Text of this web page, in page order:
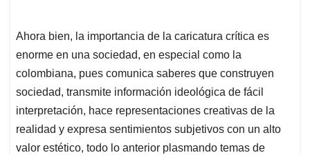
Ahora bien, la importancia de la caricatura crítica es
enorme en una sociedad, en especial como la
colombiana, pues comunica saberes que construyen
sociedad, transmite información ideológica de fácil
interpretación, hace representaciones creativas de la
realidad y expresa sentimientos subjetivos con un alto
valor estético, todo lo anterior plasmando temas de